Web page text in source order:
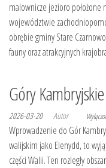
malownicze jezioro położone
województwie
obrębie gminy Stare
fauny oraz atrakcyjnych
Góry Kambryjskie
2026-03-20 Autor
Wprowadzenie do Gór
walijskim jako Elenydd, to
części Walii. Ten rozległy